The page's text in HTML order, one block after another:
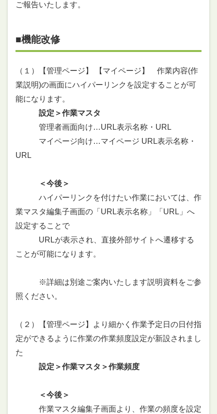
ご報告いたします。
■機能改修
（１）【管理ページ】 【マイページ】 作業内容(作
業説明)の画面にハイパーリンクを設定することが可
能になります。
設定＞作業マスタ
管理者画面向け…URL表示名称・URL
マイページ向け…マイページ URL表示名称・
URL
＜今後＞
ハイパーリンクを付けたい作業においては、作
業マスタ編集子画面の「URL表示名称」「URL」へ
設定することで
URLが表示され、直接外部サイトへ遷移する
ことが可能になります。
※詳細は別途ご案内いたします説明資料をご参
照ください。
（２）【管理ページ】より細かく作業予定日の日付指
定ができるように作業の作業頻度設定が新設されまし
た
設定＞作業マスタ＞作業頻度
＜今後＞
作業マスタ編集子画面より、作業の頻度を設定